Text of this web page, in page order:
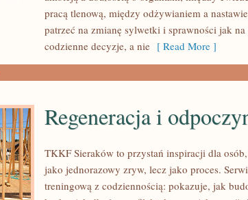
pracą tlenową, między odżywianiem a
patrzeć na zmianę sylwetki i sprawności jak
codzienne decyzje, a nie [ Read More ]
Regeneracja i
TKKF Sieraków to przystań inspiracji dla
jako jednorazowy zryw, lecz jako proces.
treningową z codziennością: pokazuje, jak